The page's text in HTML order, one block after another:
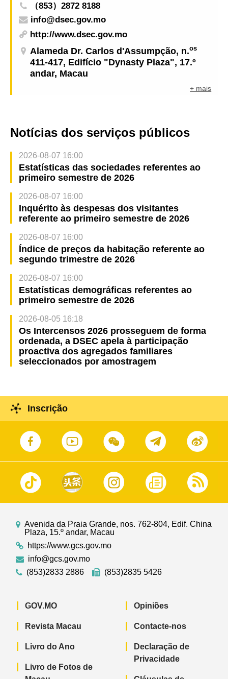
（853）2872 8188
info@dsec.gov.mo
http://www.dsec.gov.mo
Alameda Dr. Carlos d'Assumpção, n.os
411-417, Edifício "Dynasty Plaza", 17.º
andar, Macau
+ mais
Notícias dos serviços públicos
2026-08-07 16:00
Estatísticas das sociedades referentes ao
primeiro semestre de 2026
2026-08-07 16:00
Inquérito às despesas dos visitantes
referente ao primeiro semestre de 2026
2026-08-07 16:00
Índice de preços da habitação referente ao
segundo trimestre de 2026
2026-08-07 16:00
Estatísticas demográficas referentes ao
primeiro semestre de 2026
2026-08-05 16:18
Os Intercensos 2026 prosseguem de forma
ordenada, a DSEC apela à participação
proactiva dos agregados familiares
seleccionados por amostragem
Inscrição
Avenida da Praia Grande, nos. 762-804, Edif. China
Plaza, 15.º andar, Macau
https://www.gcs.gov.mo
info@gcs.gov.mo
(853)2833 2886
(853)2835 5426
GOV.MO
Revista Macau
Livro do Ano
Livro de Fotos de
Opiniões
Contacte-nos
Declaração de
Privacidade